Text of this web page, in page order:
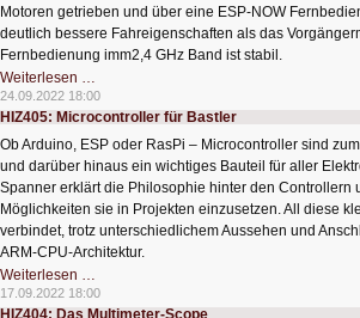
Motoren getrieben und über eine ESP-NOW
deutlich bessere Fahreigenschaften als das
Fernbedienung imm2,4 GHz Band ist stabil.
Weiterlesen …
Bastelprojekt
RobotCar
2
24.09.2022 18:00
HIZ405: Microcontroller für Bastler
Ob Arduino, ESP oder RasPi – Microcontroller sind
und darüber hinaus ein wichtiges Bauteil für aller
Spanner erklärt die Philosophie hinter den Controllern
Möglichkeiten sie in Projekten einzusetzen. All diese
verbindet, trotz unterschiedlichem Aussehen und
ARM-CPU-Architektur.
Weiterlesen …
Microcontroller
für
17.09.2022 18:00
HIZ404: Das Multimeter-Scope